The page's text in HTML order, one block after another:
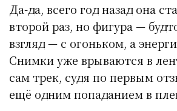
Да-да, всего год назад она
второй раз, но фигура —
взгляд — с огоньком, а
Снимки уже врываются в
сам трек, судя по первым
ещё одним попаданием в